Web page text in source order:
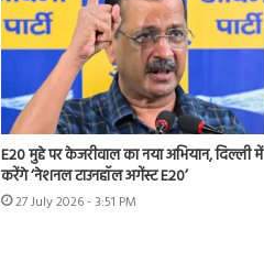
E20 मुद्दे पर केजरीवाल का नया अभियान, दिल्ली में
करेंगे ‘नेशनल टाउनहॉल अगेंस्ट E20’
27 July 2026 - 3:51 PM